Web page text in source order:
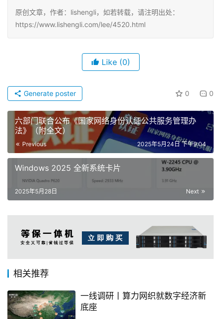
原创文章，作者：lishengli，如若转载，请注明出处：
https://www.lishengli.com/lee/4520.html
Like (0)
0 0
Generate poster
六部门联合公布《国家网络身份认证公共服务管理办
法》（附全文）
Previous 2025年5月24日 下午9:04
Windows 2025 全新系统卡片
Next
2025年5月28日
相关推荐
一线调研丨算力网织就数字经济新
底座